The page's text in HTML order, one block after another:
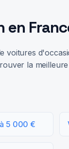
voitures
la
5 000 €